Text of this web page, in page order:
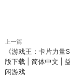
上一篇
《游戏王：卡片力量
版下载 | 简体中文 |
闲游戏